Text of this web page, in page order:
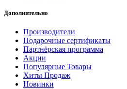
Дополнительно
Производители
Подарочные сертификаты
Партнёрская программа
Акции
Популярные Товары
Хиты Продаж
Новинки